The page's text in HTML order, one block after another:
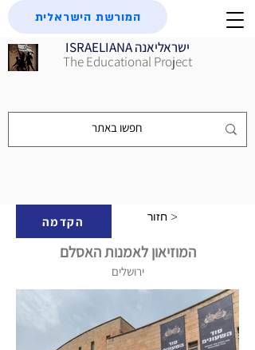
ISRAELIANA ישראליאנה
The Educational Project
המורשת הישראלית
הקדמה חזור >
המוזיאון לאמנות האסלם
ירושלים